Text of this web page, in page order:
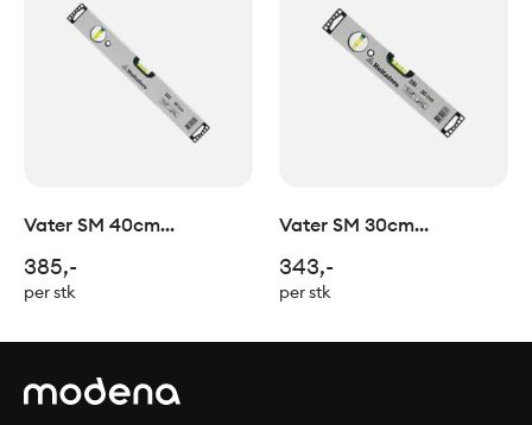
Vater SM 40cm
385,-
per stk
Vater SM 30cm
343,-
per stk